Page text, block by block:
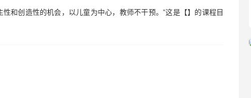
和创造性的机会，以儿童为中心，教师不干预。”这是【】的课程目